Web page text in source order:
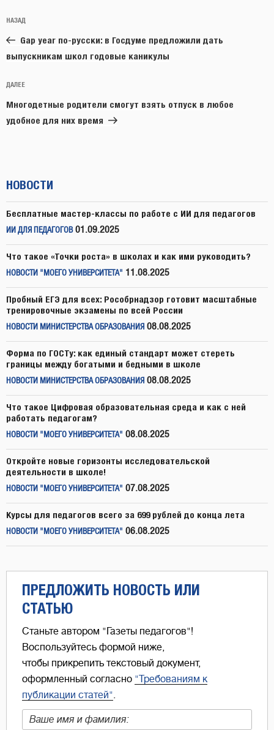
по
записям
Предыдущая
запись:
НАЗАД
Gap year по-русски: в Госдуме предложили дать
выпускникам школ годовые каникулы
Следующая
запись
ДАЛЕЕ
Многодетные родители смогут взять отпуск в любое
удобное для них время
НОВОСТИ
Бесплатные мастер-классы по работе с ИИ для педагогов
ИИ ДЛЯ ПЕДАГОГОВ 01.09.2025
Что такое «Точки роста» в школах и как ими руководить?
НОВОСТИ "МОЕГО УНИВЕРСИТЕТА" 11.08.2025
Пробный ЕГЭ для всех: Рособрнадзор готовит масштабные
тренировочные экзамены по всей России
НОВОСТИ МИНИСТЕРСТВА ОБРАЗОВАНИЯ 08.08.2025
Форма по ГОСТу: как единый стандарт может стереть
границы между богатыми и бедными в школе
НОВОСТИ МИНИСТЕРСТВА ОБРАЗОВАНИЯ 08.08.2025
Что такое Цифровая образовательная среда и как с ней
работать педагогам?
НОВОСТИ "МОЕГО УНИВЕРСИТЕТА" 08.08.2025
Откройте новые горизонты исследовательской
деятельности в школе!
НОВОСТИ "МОЕГО УНИВЕРСИТЕТА" 07.08.2025
Курсы для педагогов всего за 699 рублей до конца лета
НОВОСТИ "МОЕГО УНИВЕРСИТЕТА" 06.08.2025
ПРЕДЛОЖИТЬ НОВОСТЬ ИЛИ
СТАТЬЮ
Станьте автором "Газеты педагогов"!
Воспользуйтесь формой ниже,
чтобы прикрепить текстовый документ,
оформленный согласно "Требованиям к
публикации статей"